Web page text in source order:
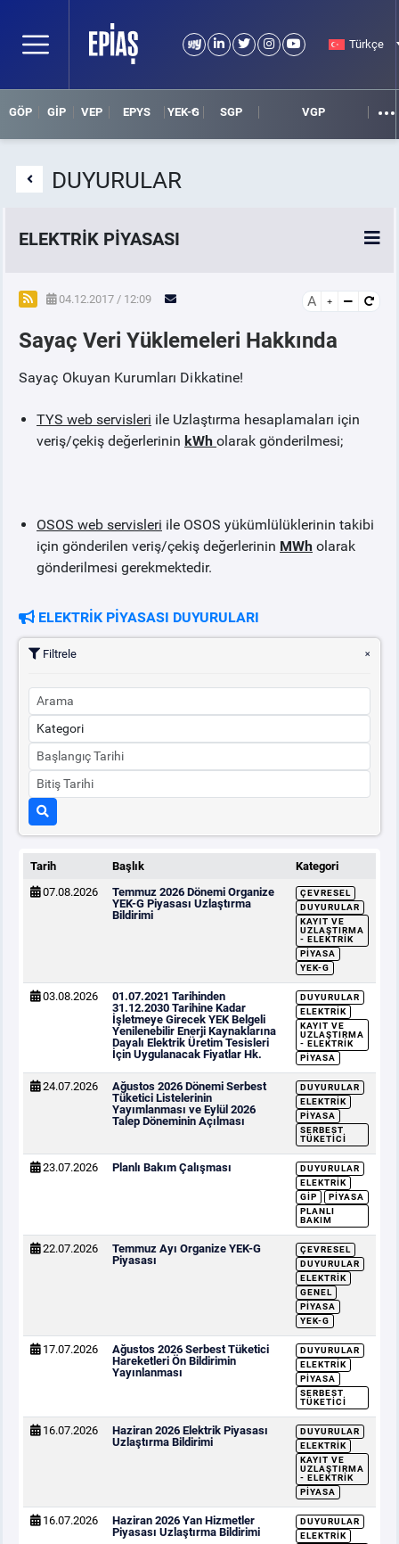
Türkçe
GÖP GİP VEP EPYS YEK-G SGP VGP
DUYURULAR
ELEKTRİK PİYASASI
SPOT ELEKTRİK PİYASALARI
ÖRNEK FİNANS BELGELERİ
PİYASAKAYITSÜRECİ
MALİ UZLAŞTIRMA
BÜLTENLER
DUYURULAR
BT HİZMET YÖNETİM SİSTEMİ POLİTİKAMIZ
04.12.2017 / 12:09 A
Sayaç Veri Yüklemeleri Hakkında
Sayaç Okuyan Kurumları Dikkatine!
TYS web servisleri ile Uzlaştırma hesaplamaları için
veriş/çekiş değerlerinin kWh olarak gönderilmesi;
OSOS web servisleri ile OSOS yükümlülüklerinin takibi
için gönderilen veriş/çekiş değerlerinin MWh olarak
gönderilmesi gerekmektedir.
ELEKTRİK PİYASASI DUYURULARI
Filtrele
Tarih Başlık
Kategori
07.08.2026
Temmuz 2026 Dönemi Organize
YEK-G Piyasası Uzlaştırma
Bildirimi
ÇEVRESEL
DUYURULAR
KAYIT VE
UZLAŞTIRMA
- ELEKTRIK
PIYASA
YEK-G
03.08.2026
01.07.2021 Tarihinden
31.12.2030 Tarihine Kadar
İşletmeye Girecek YEK Belgeli
Yenilenebilir Enerji Kaynaklarına
Dayalı Elektrik Üretim Tesisleri
İçin Uygulanacak Fiyatlar Hk.
DUYURULAR
ELEKTRIK
KAYIT VE
UZLAŞTIRMA
- ELEKTRIK
PIYASA
24.07.2026
Ağustos 2026 Dönemi Serbest
Tüketici Listelerinin
Yayımlanması ve Eylül 2026
Talep Döneminin Açılması
DUYURULAR
ELEKTRIK
PIYASA
SERBEST
TÜKETICI
23.07.2026 Planlı Bakım Çalışması
DUYURULAR
ELEKTRIK
GİP
PIYASA
PLANLI
BAKIM
22.07.2026
Temmuz Ayı Organize YEK-G
Piyasası
ÇEVRESEL
DUYURULAR
ELEKTRIK
GENEL
PIYASA
YEK-G
17.07.2026
Ağustos 2026 Serbest Tüketici
Hareketleri Ön Bildirimin
Yayınlanması
DUYURULAR
ELEKTRIK
PIYASA
SERBEST
TÜKETICI
16.07.2026
Haziran 2026 Elektrik Piyasası
Uzlaştırma Bildirimi
DUYURULAR
ELEKTRIK
KAYIT VE
UZLAŞTIRMA
- ELEKTRIK
PIYASA
16.07.2026
Haziran 2026 Yan Hizmetler
Piyasası Uzlaştırma Bildirimi
DUYURULAR
ELEKTRIK